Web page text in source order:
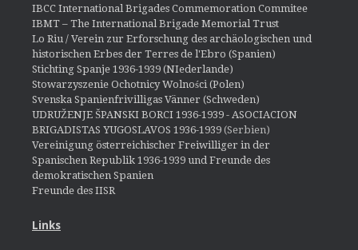
IBCC International Brigades Commemoration Commitee
IBMT – The International Brigade Memorial Trust
Lo Riu / Verein zur Erforschung des archäologischen und
historischen Erbes der Terres de l'Ebro (Spanien)
Stichting Spanje 1936-1939 (NIederlande)
Stowarzyszenie Ochotnicy Wolności (Polen)
Svenska Spanienfrivilligas Vänner (Schweden)
UDRUŽENJE ŠPANSKI BORCI 1936-1939 - ASOCIACION
BRIGADISTAS YUGOSLAVOS 1936-1939 (Serbien)
Vereinigung österreichischer Freiwilliger in der
Spanischen Republik 1936-1939 und Freunde des
demokratischen Spanien
Freunde des IISR
Links